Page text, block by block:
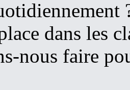
dans les
nous faire